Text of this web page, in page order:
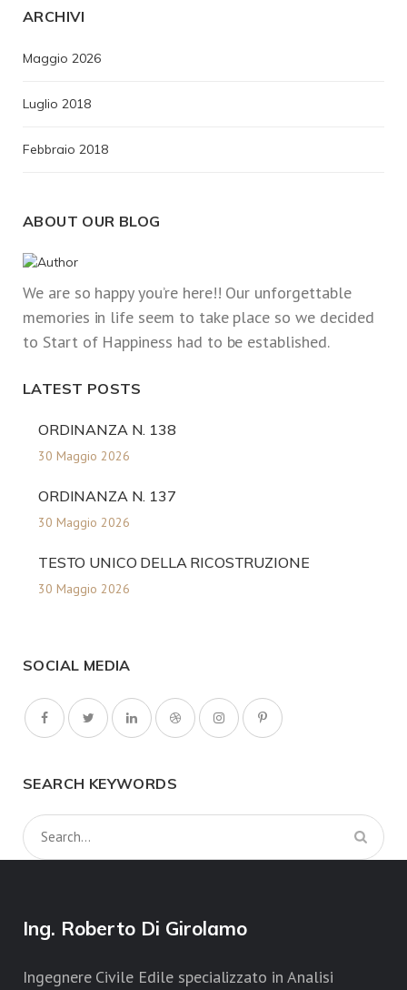
ARCHIVI
Maggio 2026
Luglio 2018
Febbraio 2018
ABOUT OUR BLOG
We are so happy you’re here!! Our unforgettable
memories in life seem to take place so we decided
to Start of Happiness had to be established.
LATEST POSTS
ORDINANZA N. 138
30 Maggio 2026
ORDINANZA N. 137
30 Maggio 2026
TESTO UNICO DELLA RICOSTRUZIONE
30 Maggio 2026
SOCIAL MEDIA
SEARCH KEYWORDS
Ing. Roberto Di Girolamo
Ingegnere Civile Edile specializzato in Analisi